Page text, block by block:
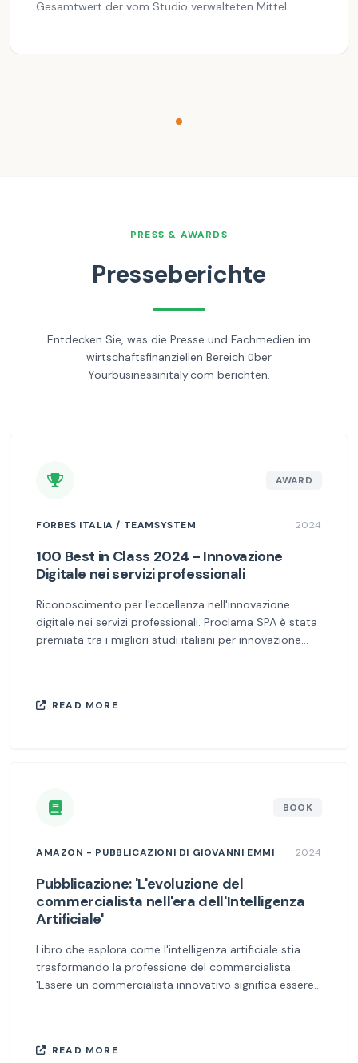
Gesamtwert der vom Studio verwalteten Mittel
PRESS & AWARDS
Presseberichte
Entdecken Sie, was die Presse und Fachmedien im
wirtschaftsfinanziellen Bereich über
Yourbusinessinitaly.com berichten.
AWARD
FORBES ITALIA / TEAMSYSTEM 2024
100 Best in Class 2024 - Innovazione
Digitale nei servizi professionali
Riconoscimento per l'eccellenza nell'innovazione
digitale nei servizi professionali. Proclama SPA è stata
premiata tra i migliori studi italiani per innovazione
READ MORE
BOOK
AMAZON - PUBBLICAZIONI DI GIOVANNI EMMI 2024
Pubblicazione: 'L'evoluzione del
commercialista nell'era dell'Intelligenza
Artificiale'
Libro che esplora come l'intelligenza artificiale stia
trasformando la professione del commercialista.
'Essere un commercialista innovativo significa essere
READ MORE